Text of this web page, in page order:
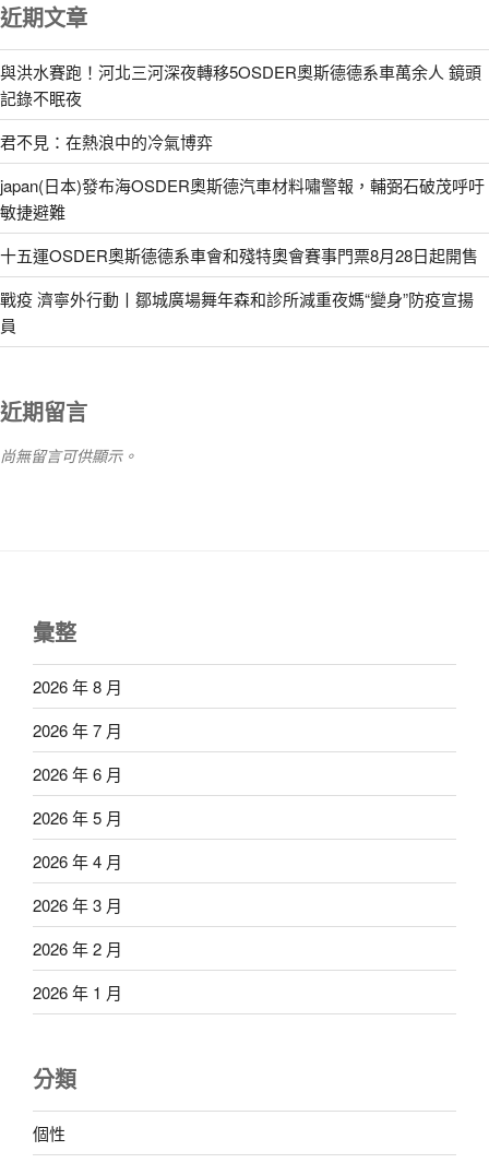
近期文章
與洪水賽跑！河北三河深夜轉移5OSDER奧斯德德系車萬余人 鏡頭
記錄不眠夜
君不見：在熱浪中的冷氣博弈
japan(日本)發布海OSDER奧斯德汽車材料嘯警報，輔弼石破茂呼吁
敏捷避難
十五運OSDER奧斯德德系車會和殘特奧會賽事門票8月28日起開售
戰疫 濟寧外行動丨鄒城廣場舞年森和診所減重夜媽“變身”防疫宣揚
員
近期留言
尚無留言可供顯示。
彙整
2026 年 8 月
2026 年 7 月
2026 年 6 月
2026 年 5 月
2026 年 4 月
2026 年 3 月
2026 年 2 月
2026 年 1 月
分類
個性